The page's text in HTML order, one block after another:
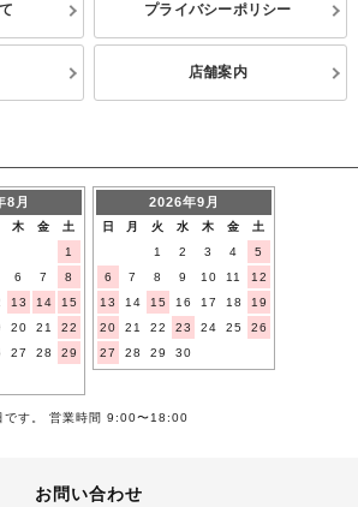
プライバシーポリシー
店舗案内
8月
木 金
土
1
6 7
8
13 14
15
20 21
22
27 28
29
2026年9月
日 月 火 水 木 金
土
1
2 3 4
5
6
7 8 9 10 11
12
13
14 15 16 17 18
19
20
21 22 23 24 25
26
27
28 29 30
です。 営業時間 9:00〜18:00
お問い合わせ